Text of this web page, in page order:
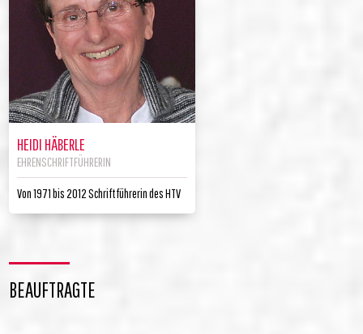
HEIDI HÄBERLE
EHRENSCHRIFTFÜHRERIN
Von 1971 bis 2012 Schriftführerin des HTV
BEAUFTRAGTE